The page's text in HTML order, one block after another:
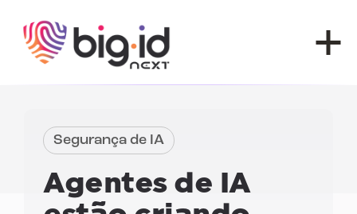
Segurança de IA
Agentes de IA